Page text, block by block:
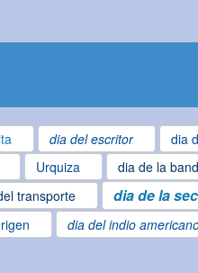
dia del escritor dia
Urquiza
dia de la
transporte dia de la
dia del indio